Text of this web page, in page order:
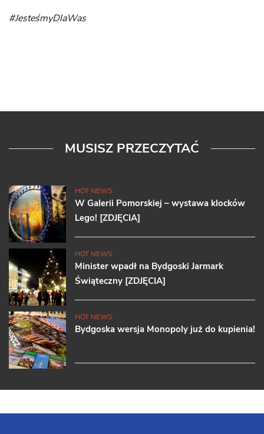
#JesteśmyDlaWas
MUSISZ PRZECZYTAĆ
HOT NEWS
W Galerii Pomorskiej – wystawa klocków
Lego! [ZDJĘCIA]
HOT NEWS
Minister wpadł na Bydgoski Jarmark
Świąteczny [ZDJĘCIA]
HOT NEWS
Bydgoska wersja Monopoly już do kupienia!